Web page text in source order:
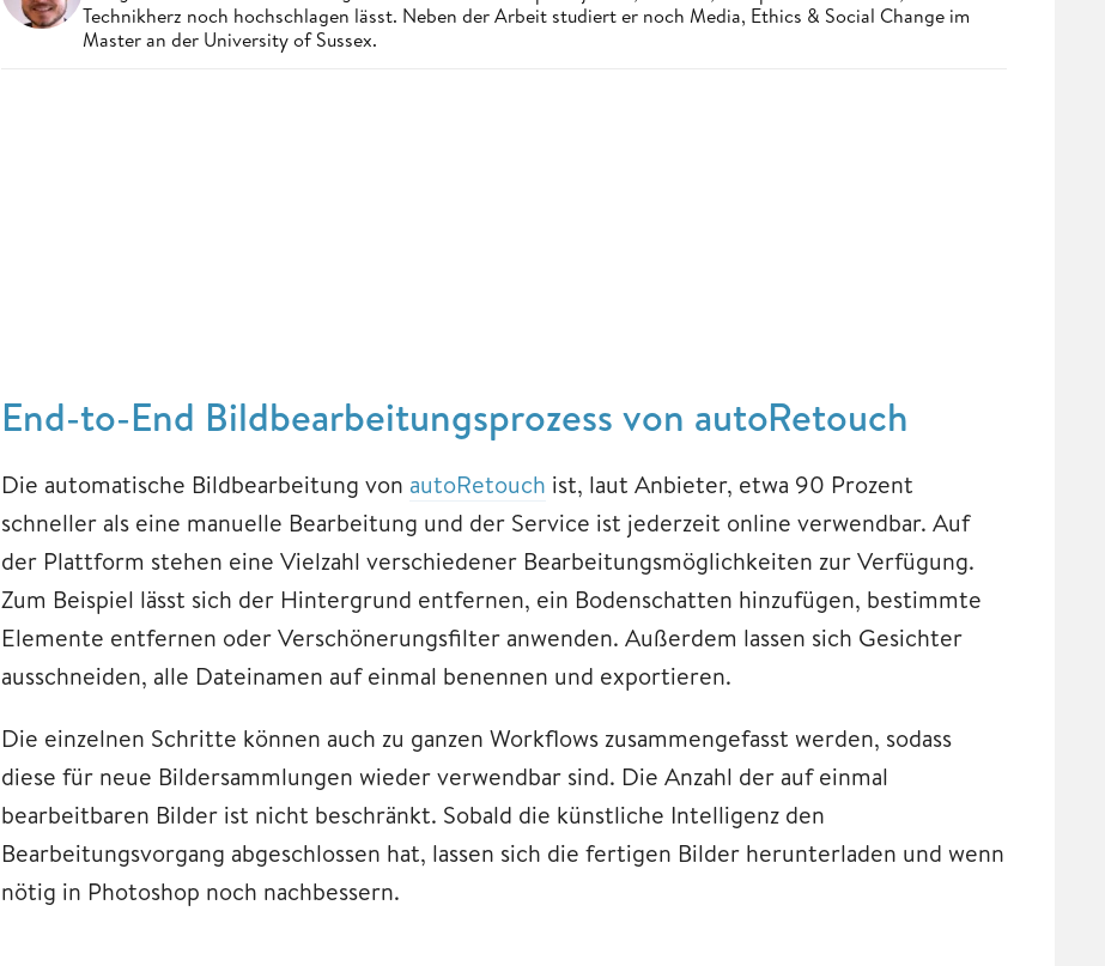
Technikherz noch hochschlagen lässt. Neben der Arbeit studiert er noch Media, Ethics & Social Change im
Master an der University of Sussex.
End-to-End Bildbearbeitungsprozess von autoRetouch
Die automatische Bildbearbeitung von autoRetouch ist, laut Anbieter, etwa 90 Prozent
schneller als eine manuelle Bearbeitung und der Service ist jederzeit online verwendbar. Auf
der Plattform stehen eine Vielzahl verschiedener Bearbeitungsmöglichkeiten zur Verfügung.
Zum Beispiel lässt sich der Hintergrund entfernen, ein Bodenschatten hinzufügen, bestimmte
Elemente entfernen oder Verschönerungsfilter anwenden. Außerdem lassen sich Gesichter
ausschneiden, alle Dateinamen auf einmal benennen und exportieren.
Die einzelnen Schritte können auch zu ganzen Workflows zusammengefasst werden, sodass
diese für neue Bildersammlungen wieder verwendbar sind. Die Anzahl der auf einmal
bearbeitbaren Bilder ist nicht beschränkt. Sobald die künstliche Intelligenz den
Bearbeitungsvorgang abgeschlossen hat, lassen sich die fertigen Bilder herunterladen und wenn
nötig in Photoshop noch nachbessern.